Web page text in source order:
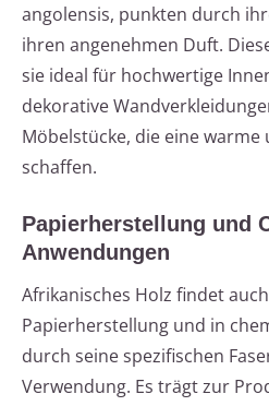
angolensis, punkten durch
ihren angenehmen Duft.
sie ideal für hochwertige
dekorative
Möbelstücke, die eine
schaffen.
Papierherstellung und
Anwendungen
Afrikanisches Holz findet
Papierherstellung und in
durch seine spezifischen
Verwendung. Es trägt zur